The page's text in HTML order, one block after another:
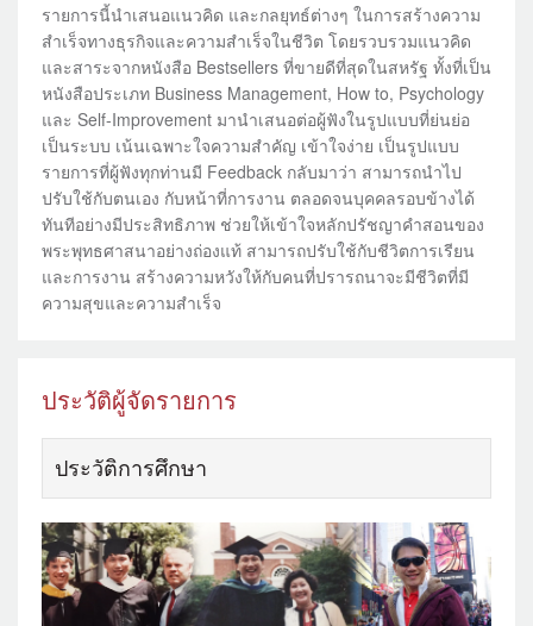
รายการนี้นำเสนอแนวคิด และกลยุทธ์ต่างๆ ในการสร้างความ
สำเร็จทางธุรกิจและความสำเร็จในชีวิต โดยรวบรวมแนวคิด
และสาระจากหนังสือ Bestsellers ที่ขายดีที่สุดในสหรัฐ ทั้งที่เป็น
หนังสือประเภท Business Management, How to, Psychology
และ Self-Improvement มานำเสนอต่อผู้ฟังในรูปแบบที่ย่นย่อ
เป็นระบบ เน้นเฉพาะใจความสำคัญ เข้าใจง่าย เป็นรูปแบบ
รายการที่ผู้ฟังทุกท่านมี Feedback กลับมาว่า สามารถนำไป
ปรับใช้กับตนเอง กับหน้าที่การงาน ตลอดจนบุคคลรอบข้างได้
ทันทีอย่างมีประสิทธิภาพ ช่วยให้เข้าใจหลักปรัชญาคำสอนของ
พระพุทธศาสนาอย่างถ่องแท้ สามารถปรับใช้กับชีวิตการเรียน
และการงาน สร้างความหวังให้กับคนที่ปรารถนาจะมีชีวิตที่มี
ความสุขและความสำเร็จ
ประวัติผู้จัดรายการ
ประวัติการศึกษา